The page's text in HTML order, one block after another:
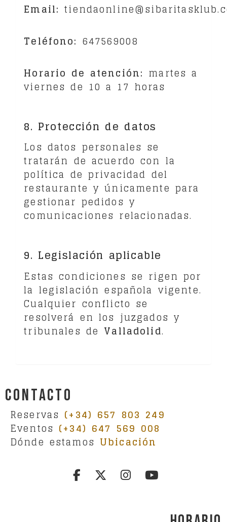
Email:
Teléfono: 647569008
Horario de atención: martes a
viernes de 10 a 17 horas
8. Protección de datos
Los datos personales se
tratarán de acuerdo con la
política de privacidad del
restaurante y únicamente para
gestionar pedidos y
comunicaciones relacionadas.
9. Legislación aplicable
Estas condiciones se rigen por
la legislación española vigente.
Cualquier conflicto se
resolverá en los juzgados y
tribunales de Valladolid.
Contacto
Reservas (+34) 657 803 249
Eventos (+34) 647 569 008
Dónde estamos Ubicación